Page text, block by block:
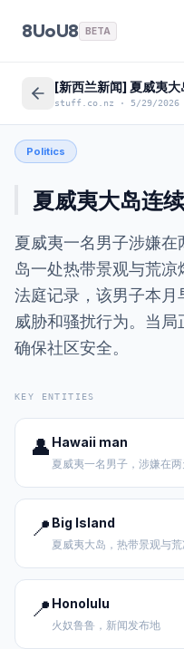
8UoU8 BETA
[新西兰新闻] 夏威夷
stuff.co.nz · 5/29/2026
Politics
夏威夷大岛连
夏威夷一名男子涉嫌
岛一处热带景观与荒
法庭记录，该男子本
威胁和骚扰行为。当
确保社区安全。
KEY ENTITIES
👤 Hawaii man
夏威夷一名男子，涉嫌在
📍 Big Island
夏威夷大岛，热带景观与
📍 Honolulu
火奴鲁鲁，新闻发布地